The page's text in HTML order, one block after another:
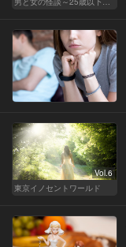
Vol.6
東京イノセントワールド